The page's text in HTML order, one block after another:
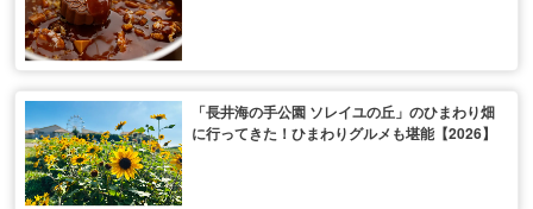
「長井海の手公園 ソレイユの丘」のひまわり畑
に行ってきた！ひまわりグルメも堪能【2026】